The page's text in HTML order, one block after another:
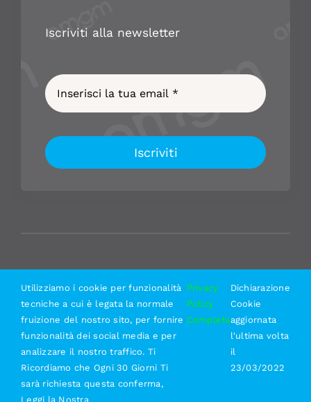
Iscriviti alla newsletter
Iscriviti
© Copyright 2022 - 2026 | AMGM Bike Service -
Utilizziamo i cookie per funzionalità
tecniche a cui è legata la normale
fruizione del nostro sito, per fornire
funzionalità dei social media e per
analizzare il nostro traffico. Ti
Ricordiamo che Ogni 30 Giorni Ti
sarà richiesta questa conferma,
Leggi la Nostra
Privacy
Policy
Completa
Dichiarazione
Cookie
aggiornata
l'ultima volta
il
23/03/2022